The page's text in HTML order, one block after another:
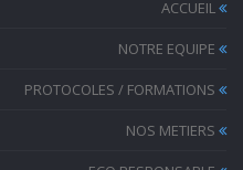
ACCUEIL
NOTRE EQUIPE
PROTOCOLES / FORMATIONS
NOS METIERS